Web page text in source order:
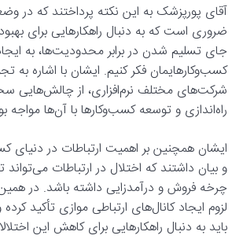
آقای پورپزشک به این نکته پرداختند که در
ضروری است که به دنبال راهکارهایی برای
جای تسلیم شدن در برابر محدودیت‌ها، به
کسب‌وکارهایمان فکر کنیم. ایشان با اشاره به
شرکت‌های مختلف نرم‌افزاری، از چالش‌هایی
راه‌اندازی و توسعه کسب‌وکارها با آن‌ها مواجه
ایشان همچنین بر اهمیت ارتباطات در دنیای
و بیان داشتند که اختلال در ارتباطات می‌تواند
چرخه فروش و درآمدزایی داشته باشد. در همین
لزوم ایجاد کانال‌های ارتباطی موازی تأکید
باید به دنبال راهکارهایی برای کاهش این